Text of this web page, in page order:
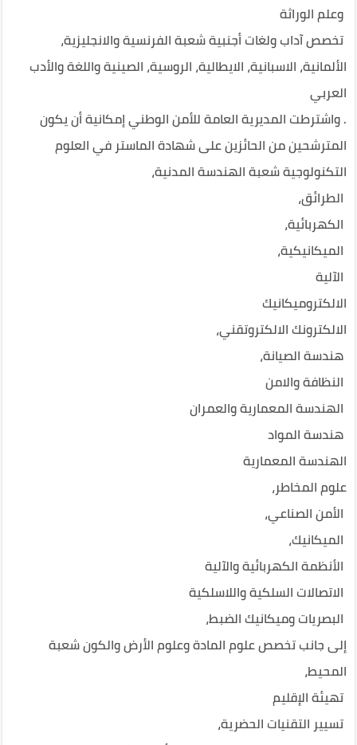
وعلم الوراثة
تخصص آداب ولغات أجنبية شعبة الفرنسية والانجليزية،
الألمانية، الاسبانية، الايطالية، الروسية، الصينية واللغة والأدب
العربي
. واشترطت المديرية العامة للأمن الوطني إمكانية أن يكون
المترشحين من الحائزين على شهادة الماستر في العلوم
التكنولوجية شعبة الهندسة المدنية،
الطرائق،
الكهربائية،
الميكانيكية،
الآلية
الالكتروميكانيك
الالكترونك الالكتروتقني،
هندسة الصيانة،
النظافة والامن
الهندسة المعمارية والعمران
هندسة المواد
الهندسة المعمارية
علوم المخاطر،
الأمن الصناعي،
الميكانيك،
الأنظمة الكهربائية والآلية
الاتصالات السلكية واللاسلكية
البصريات وميكانيك الضبط،
إلى جانب تخصص علوم المادة وعلوم الأرض والكون شعبة
المحيط،
تهيئة الإقليم
تسيير التقنيات الحضرية،